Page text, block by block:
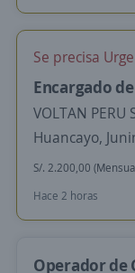
Se precisa
Encargado
VOLTAN PERU
Huancayo,
S/. 2.200,00
Hace 2 horas
Operador de